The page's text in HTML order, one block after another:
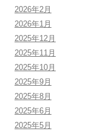
2026年2月
2026年1月
2025年12月
2025年11月
2025年10月
2025年9月
2025年8月
2025年6月
2025年5月